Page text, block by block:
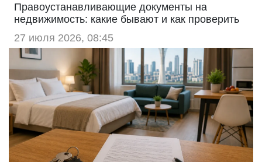
Правоустанавливающие документы на
недвижимость: какие бывают и как проверить
27 июля 2026, 08:45